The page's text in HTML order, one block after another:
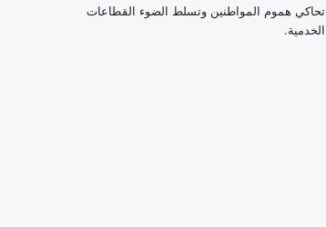
تحاكي هموم المواطنين وتسلط الضوء القطاعات
الخدمية.